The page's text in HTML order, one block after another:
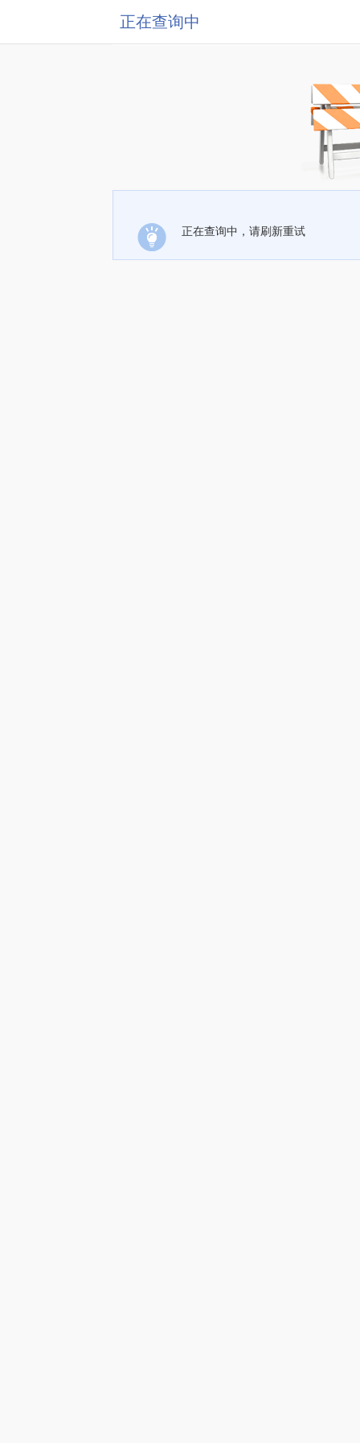
正在查询中
正在查询中，请刷新重试